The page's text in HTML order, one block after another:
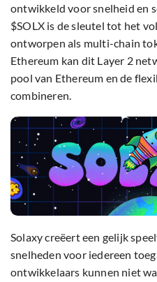
ontwikkeld voor snelheid en
$SOLX is de sleutel tot het
ontworpen als multi-chain
Ethereum kan dit Layer 2
pool van Ethereum en de
combineren.
Solaxy creëert een gelijk
snelheden voor iedereen
ontwikkelaars kunnen niet